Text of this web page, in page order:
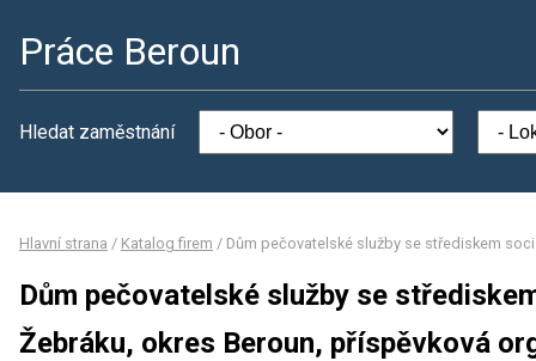
Práce Beroun
Hledat zaměstnání
Hlavní strana / Katalog firem / Dům pečovatelské služby se střediskem
Dům pečovatelské služby se
Žebráku, okres Beroun, příspěvková